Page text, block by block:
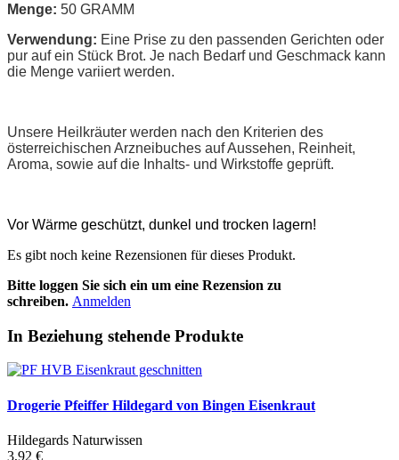
Menge: 50 GRAMM
Verwendung: Eine Prise zu den passenden Gerichten oder
pur auf ein Stück Brot. Je nach Bedarf und Geschmack kann
die Menge variiert werden.
Unsere Heilkräuter werden nach den Kriterien des
österreichischen Arzneibuches auf Aussehen, Reinheit,
Aroma, sowie auf die Inhalts- und Wirkstoffe geprüft.
Vor Wärme geschützt, dunkel und trocken lagern!
Es gibt noch keine Rezensionen für dieses Produkt.
Bitte loggen Sie sich ein um eine Rezension zu
schreiben. Anmelden
In Beziehung stehende Produkte
Drogerie Pfeiffer Hildegard von Bingen Eisenkraut
Hildegards Naturwissen
3,92 €